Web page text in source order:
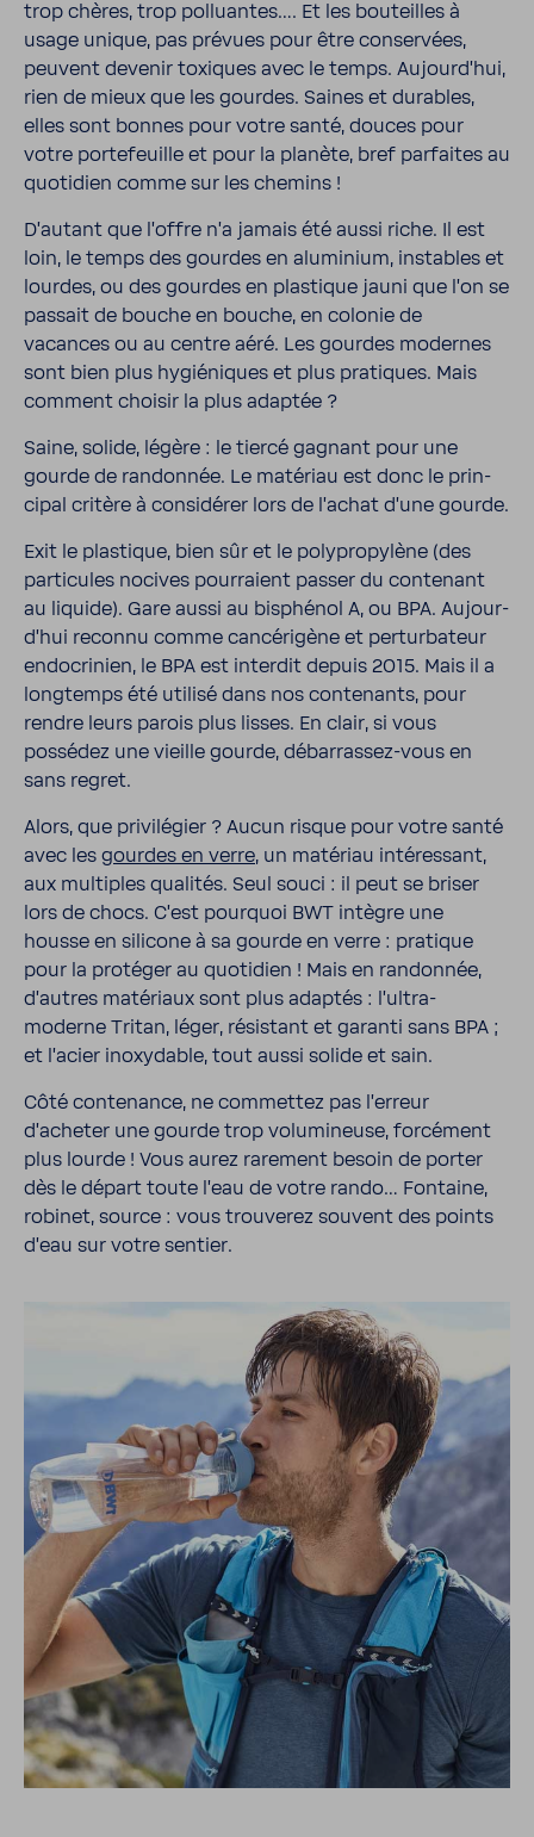
trop chères, trop polluantes…. Et les bouteilles à
usage unique, pas prévues pour être conser­vées,
peuvent devenir toxiques avec le temps. Aujour­d'hui,
rien de mieux que les gourdes. Saines et durables,
elles sont bonnes pour votre santé, douces pour
votre porte­feuille et pour la planète, bref parfaites au
quoti­dien comme sur les chemins !
D'au­tant que l'offre n'a jamais été aussi riche. Il est
loin, le temps des gourdes en alumi­nium, instables et
lourdes, ou des gourdes en plas­tique jauni que l'on se
passait de bouche en bouche, en colonie de
vacances ou au centre aéré. Les gourdes modernes
sont bien plus hygié­niques et plus pratiques. Mais
comment choisir la plus adaptée ?
Saine, solide, légère : le tiercé gagnant pour une
gourde de randonnée. Le maté­riau est donc le prin­
cipal critère à consi­dérer lors de l'achat d'une gourde.
Exit le plas­tique, bien sûr et le poly­pro­py­lène (des
parti­cules nocives pour­raient passer du conte­nant
au liquide). Gare aussi au bisphénol A, ou BPA. Aujour­
d'hui reconnu comme cancé­ri­gène et pertur­ba­teur
endo­cri­nien, le BPA est interdit depuis 2015. Mais il a
long­temps été utilisé dans nos conte­nants, pour
rendre leurs parois plus lisses. En clair, si vous
possédez une vieille gourde, débarrassez-​vous en
sans regret.
Alors, que privi­lé­gier ? Aucun risque pour votre santé
avec les gourdes en verre, un maté­riau inté­res­sant,
aux multiples qualités. Seul souci : il peut se briser
lors de chocs. C'est pour­quoi BWT intègre une
housse en sili­cone à sa gourde en verre : pratique
pour la protéger au quoti­dien ! Mais en randonnée,
d'autres maté­riaux sont plus adaptés : l'ultra-​
moderne Tritan, léger, résis­tant et garanti sans BPA ;
et l'acier inoxy­dable, tout aussi solide et sain.
Côté conte­nance, ne commettez pas l'er­reur
d'acheter une gourde trop volu­mi­neuse, forcé­ment
plus lourde ! Vous aurez rare­ment besoin de porter
dès le départ toute l'eau de votre rando… Fontaine,
robinet, source : vous trou­verez souvent des points
d'eau sur votre sentier.